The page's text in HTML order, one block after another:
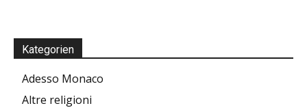
Kategorien
Adesso Monaco
Altre religioni